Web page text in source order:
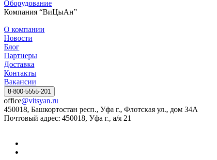
Оборудование
Компания “ВиЦыАн”
О компании
Новости
Блог
Партнеры
Доставка
Контакты
Вакансии
8-800-5555-201
office@vitsyan.ru
450018, Башкортостан респ., Уфа г., Флотская ул., дом 34А
Почтовый адрес: 450018, Уфа г., а/я 21